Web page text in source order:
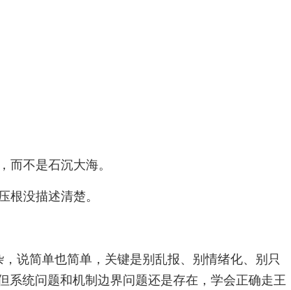
而不是石沉大海。
根没描述清楚。
说简单也简单，关键是别乱报、别情绪化、别只
系统问题和机制边界问题还是存在，学会正确走王